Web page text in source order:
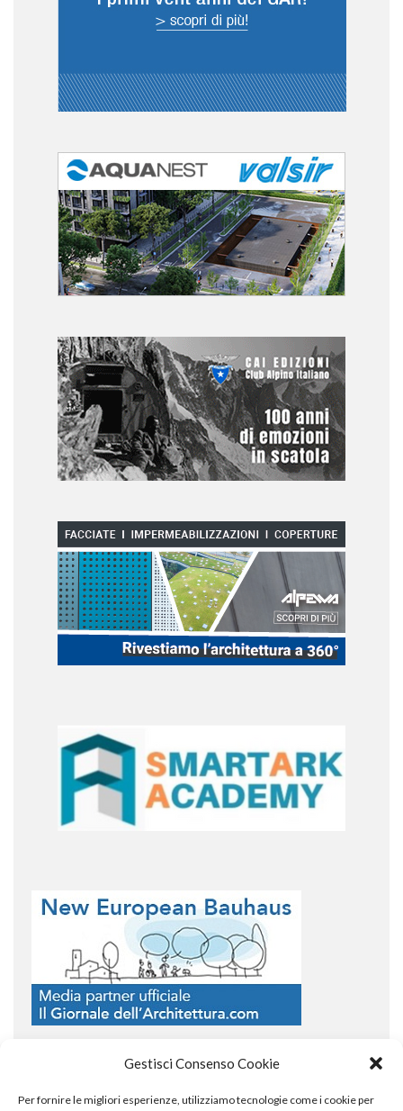
Gestisci Consenso Cookie
Per fornire le migliori esperienze, utilizziamo tecnologie come i cookie per